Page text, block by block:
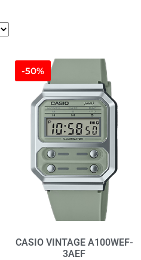
-50%
CASIO VINTAGE A100WEF-
3AEF